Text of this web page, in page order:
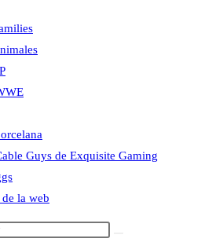
Guys de Exquisite Gaming
la web